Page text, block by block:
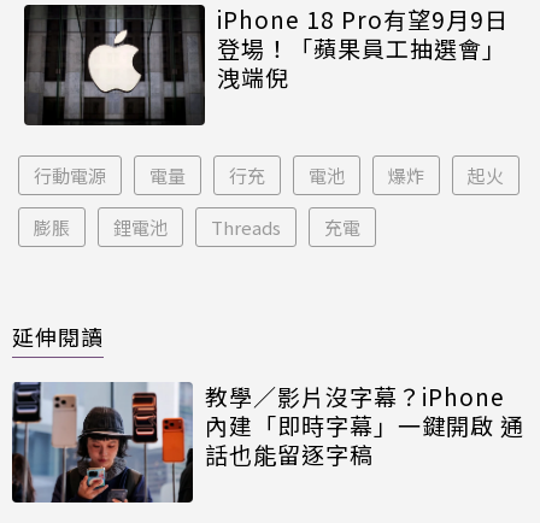
iPhone 18 Pro有望9月9日
登場！「蘋果員工抽選會」
洩端倪
行動電源 電量 行充 電池 爆炸 起火
膨脹 鋰電池 Threads 充電
延伸閱讀
教學／影片沒字幕？iPhone
內建「即時字幕」一鍵開啟 通
話也能留逐字稿